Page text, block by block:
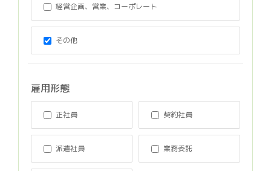
経営企画、営業、コーポレート
その他
雇用形態
正社員 契約社員
派遣社員 業務委託